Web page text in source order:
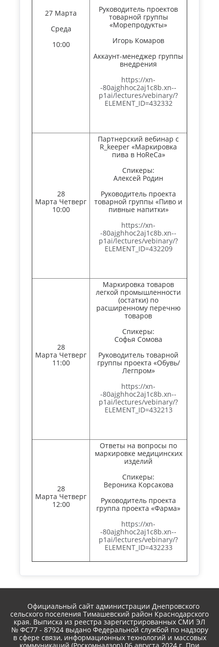
27 Марта
Среда
10:00
Руководитель проектов
товарной группы
«Морепродукты»
Игорь Комаров
Аккаунт-менеджер группы
внедрения
https://xn-
-80ajghhoc2aj1c8b.xn--
p1ai/lectures/vebinary/?
ELEMENT_ID=432332
28
Марта Четверг
10:00
Партнерский вебинар с
R_keeper «Маркировка
пива в HoReCa»
Спикеры:
Алексей Родин
Руководитель проекта
товарной группы «Пиво и
пивные напитки»
https://xn-
-80ajghhoc2aj1c8b.xn--
p1ai/lectures/vebinary/?
ELEMENT_ID=432209
28
Марта Четверг
11:00
Маркировка товаров
легкой промышленности
(остатки) по
расширенному перечню
товаров
Спикеры:
Софья Сомова
Руководитель товарной
группы проекта «Обувь/
Легпром»
https://xn-
-80ajghhoc2aj1c8b.xn--
p1ai/lectures/vebinary/?
ELEMENT_ID=432213
28
Марта Четверг
12:00
Ответы на вопросы по
маркировке медицинских
изделий
Спикеры:
Вероника Корсакова
Руководитель проекта
группа проекта «Фарма»
https://xn-
-80ajghhoc2aj1c8b.xn--
p1ai/lectures/vebinary/?
ELEMENT_ID=432233
Официальный сайт администрации Днепровского
сельского поселения Тимашевский район Краснодарского
края. Выписка из реестра зарегистрированных СМИ ЭЛ
№ ФС77 - 87924 выдано Федеральной службой по надзору
в сфере связи, информационных технологий и массовых